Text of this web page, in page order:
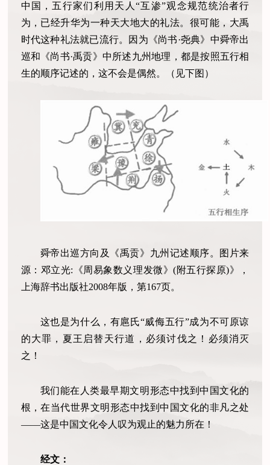
中国，五行家们利用天人“互渗”观念规范统治者行
为，已经升华为一种天大地大的礼法。很可能，大禹
时代这种礼法就已流行。因为《尚书·尧典》中舜帝出
巡和《尚书·禹贡》中所述九州地理，都是按照五行相
生的顺序记述的，这不会是偶然。（见下图）
舜帝出巡方向及《禹贡》九州记述顺序。图片来
源：邓立光:《周易象数义理发微》(附五行探原)》，
上海辞书出版社2008年版，第167页。
这也是为什么，有扈氏“威侮五行”成为不可原谅
的大罪，夏王启替天行道，必须讨伐之！必须消灭
之！
我们能在人类最早期文明形态中找到中国文化的
根，在当代世界文明形态中找到中国文化的非凡之处
——这是中国文化令人叹为观止的魅力所在！
经文：